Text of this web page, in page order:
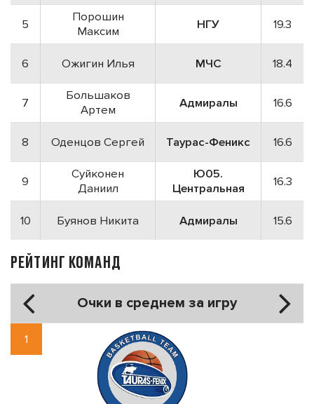
5
Порошин
Максим
НГУ 19.3
6 Ожигин Илья МЧС 18.4
7
Большаков
Артем
Адмиралы 16.6
8 Оденцов Сергей Таурас-Феникс 16.6
9
Суйконен
Даниил
Ю05.
Центральная
16.3
10 Буянов Никита Адмиралы 15.6
РЕЙТИНГ КОМАНД
Очки в среднем за игру
1